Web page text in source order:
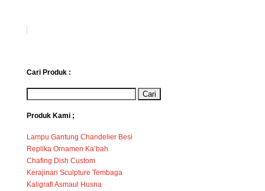
Cari Produk :
Produk Kami ;
Lampu Gantung Chandelier Besi
Replika Ornamen Ka’bah
Chafing Dish Custom
Kerajinan Sculpture Tembaga
Kaligrafi Asmaul Husna